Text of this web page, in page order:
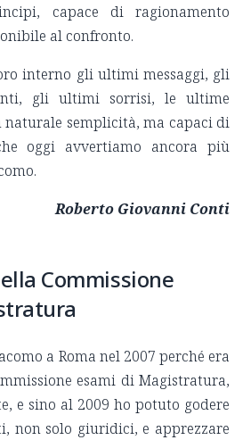
capace di ragionamento
al confronto.
interno gli ultimi messaggi, gli
gli ultimi sorrisi, le ultime
naturale semplicità, ma capaci di
oggi avvertiamo ancora più
Roberto Giovanni Conti
Commissione
a Roma nel 2007 perché era
esami di Magistratura,
e sino al 2009 ho potuto godere
non solo giuridici, e apprezzare